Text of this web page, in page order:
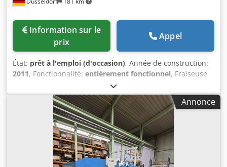
prix
Appel
État: prêt à l'emploi (d'occasion), Année de construction:
2011, Fonctionnalité: entièrement fonctionnel, Fraiseuse
CNC pour engrenages coniques à denture en arc Gleason
n° 631 Année de fabrication : 2011 Commande : SIEMENS
840d Rétrofit en 2011/2012 avec nouvelle commande,
entraînements, etc. La machine a été entièrement révisée
en 2011. Dkedpfx Ajw Tfb Sjfxjr Une nouvelle commande et
de nouveaux entraînements ont été installés.
Annonce